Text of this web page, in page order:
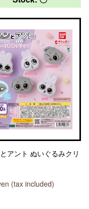
アント ぬいぐるみクリ
(tax included)